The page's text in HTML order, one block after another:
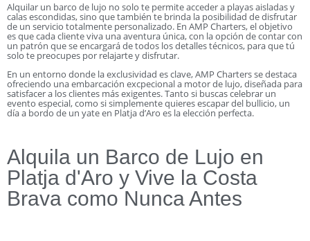
Alquilar un barco de lujo no solo te permite acceder a playas aisladas y
calas escondidas, sino que también te brinda la posibilidad de disfrutar
de un servicio totalmente personalizado. En AMP Charters, el objetivo
es que cada cliente viva una aventura única, con la opción de contar con
un patrón que se encargará de todos los detalles técnicos, para que tú
solo te preocupes por relajarte y disfrutar.
En un entorno donde la exclusividad es clave, AMP Charters se destaca
ofreciendo una embarcación excpecional a motor de lujo, diseñada para
satisfacer a los clientes más exigentes. Tanto si buscas celebrar un
evento especial, como si simplemente quieres escapar del bullicio, un
día a bordo de un yate en Platja d’Aro es la elección perfecta.
Alquila un Barco de Lujo en
Platja d'Aro y Vive la Costa
Brava como Nunca Antes